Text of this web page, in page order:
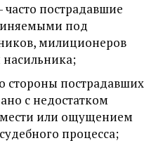
пострадавшие
под
милиционеров
насильника;
стороны пострадавших
с недостатком
или ощущением
процесса;